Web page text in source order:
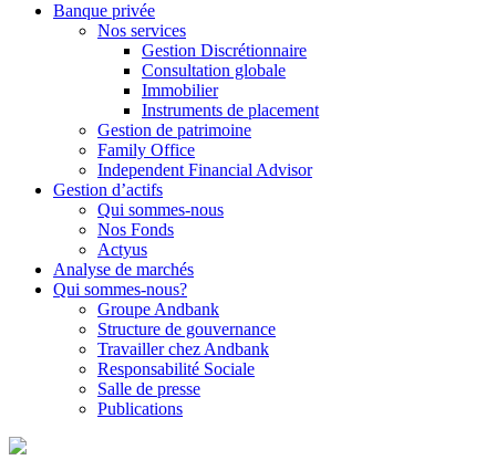
Banque privée
Nos services
Gestion Discrétionnaire
Consultation globale
Immobilier
Instruments de placement
Gestion de patrimoine
Family Office
Independent Financial Advisor
Gestion d’actifs
Qui sommes-nous
Nos Fonds
Actyus
Analyse de marchés
Qui sommes-nous?
Groupe Andbank
Structure de gouvernance
Travailler chez Andbank
Responsabilité Sociale
Salle de presse
Publications